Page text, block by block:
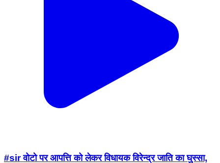
#sir वोटो पर आपत्ति को लेकर विधायक विरेन्द्र जाति का घुस्सा,